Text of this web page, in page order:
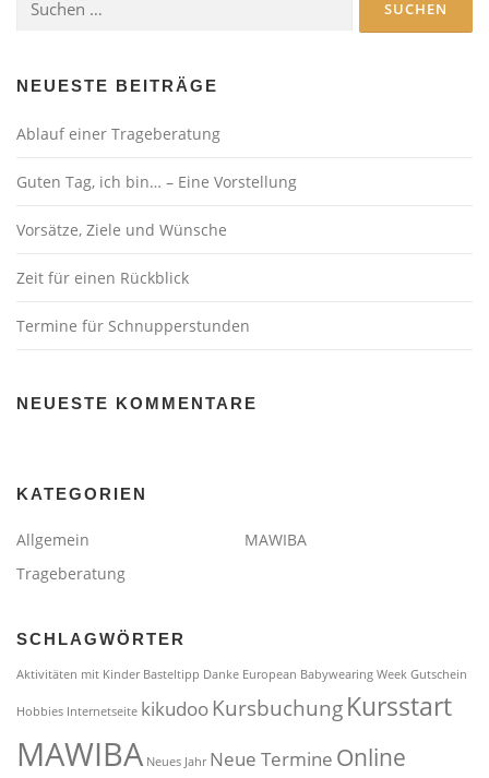
nach:
NEUESTE BEITRÄGE
Ablauf einer Trageberatung
Guten Tag, ich bin… – Eine Vorstellung
Vorsätze, Ziele und Wünsche
Zeit für einen Rückblick
Termine für Schnupperstunden
NEUESTE KOMMENTARE
KATEGORIEN
Allgemein
MAWIBA
Trageberatung
SCHLAGWÖRTER
Aktivitäten mit Kinder Basteltipp Danke European Babywearing Week Gutschein
Hobbies Internetseite kikudoo KursbuchungKursstart
MAWIBA Neues Jahr Neue Termine Online